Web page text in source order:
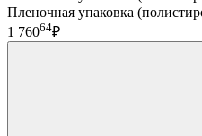
Пленочная упаковка
1 76064₽